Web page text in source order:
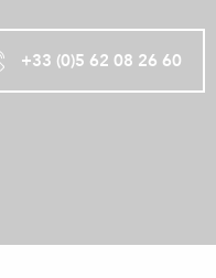
+33 (0)5 62 08 26 60